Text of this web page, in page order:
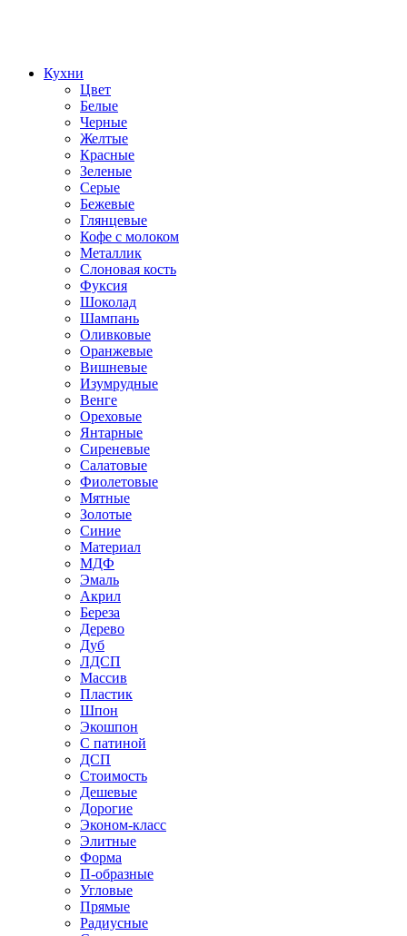
Кухни
Цвет
Белые
Черные
Желтые
Красные
Зеленые
Серые
Бежевые
Глянцевые
Кофе с молоком
Металлик
Слоновая кость
Фуксия
Шоколад
Шампань
Оливковые
Оранжевые
Вишневые
Изумрудные
Венге
Ореховые
Янтарные
Сиреневые
Салатовые
Фиолетовые
Мятные
Золотые
Синие
Материал
МДФ
Эмаль
Акрил
Береза
Дерево
Дуб
ЛДСП
Массив
Пластик
Шпон
Экошпон
С патиной
ДСП
Стоимость
Дешевые
Дорогие
Эконом-класс
Элитные
Форма
П-образные
Угловые
Прямые
Радиусные